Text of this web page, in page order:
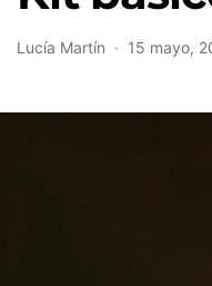
Lucía Martín 15 mayo,